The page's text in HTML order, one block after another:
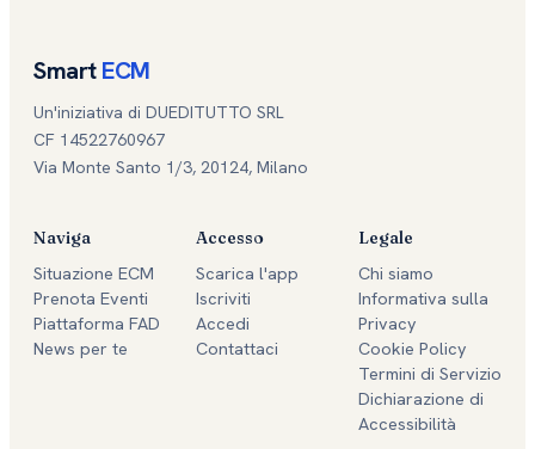
SmartECM
Un'iniziativa di DUEDITUTTO SRL
CF 14522760967
Via Monte Santo 1/3, 20124, Milano
Naviga
Situazione ECM
Prenota Eventi
Piattaforma FAD
News per te
Accesso
Scarica l'app
Iscriviti
Accedi
Contattaci
Legale
Chi siamo
Informativa sulla
Privacy
Cookie Policy
Termini di Servizio
Dichiarazione di
Accessibilità